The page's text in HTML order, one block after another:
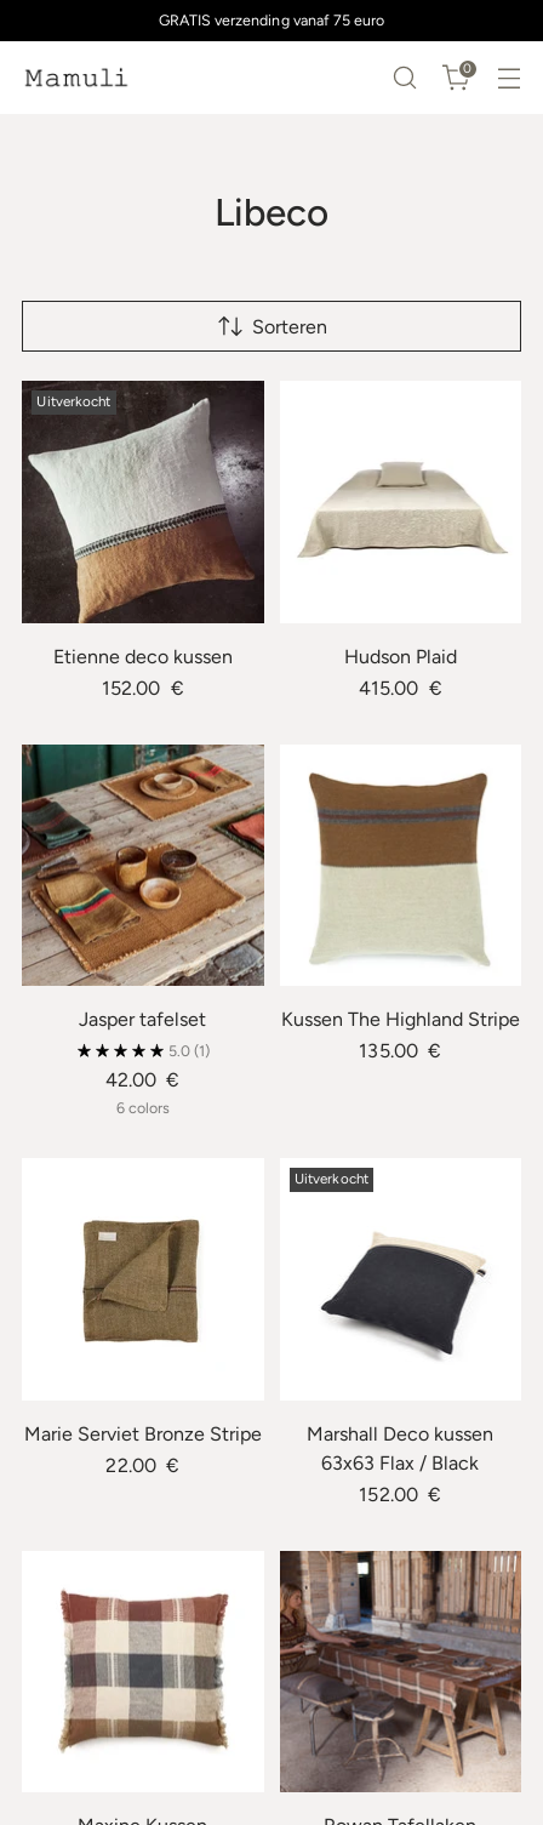
0
GRATIS verzending vanaf 75 euro
Libeco
Sorteren
Uitverkocht
Etienne deco kussen
152.00 €
Hudson Plaid
415.00 €
Jasper tafelset
5.0 (1)
42.00 €
6 colors
Kussen The Highland Stripe
135.00 €
Marie Serviet Bronze Stripe
22.00 €
Uitverkocht
Marshall Deco kussen
63x63 Flax / Black
152.00 €